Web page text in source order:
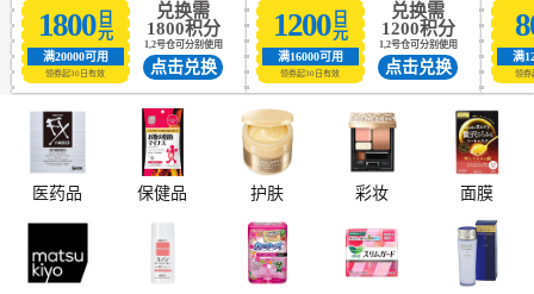
1800日元
满20000可用
领券起30日有效
兑换需
1800积分
1,2号仓可分别使用
点击兑换
1200日元
满16000可用
领券起30日有效
兑换需
1200积分
1,2号仓可分别使用
点击兑换
满
领券
医药品 保健品 护肤 彩妆 面膜